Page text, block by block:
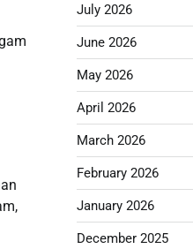
July 2026
June 2026
May 2026
April 2026
March 2026
February 2026
January 2026
December 2025